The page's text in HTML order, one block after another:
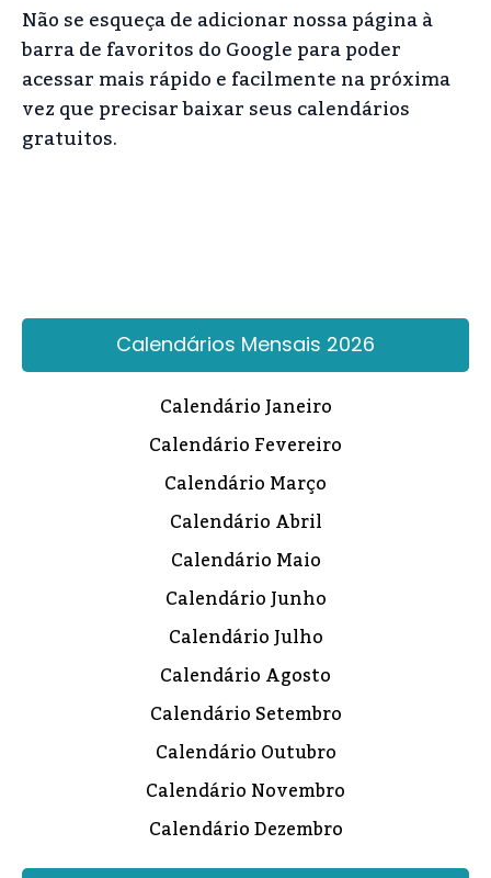
Não se esqueça de adicionar nossa página à
barra de favoritos do Google para poder
acessar mais rápido e facilmente na próxima
vez que precisar baixar seus calendários
gratuitos.
Calendários Mensais 2026
Calendário Janeiro
Calendário Fevereiro
Calendário Março
Calendário Abril
Calendário Maio
Calendário Junho
Calendário Julho
Calendário Agosto
Calendário Setembro
Calendário Outubro
Calendário Novembro
Calendário Dezembro